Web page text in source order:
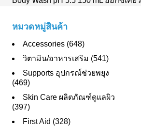
หมวดหมู่สินค้า
Accessories (648)
วิตามิน/อาหารเสริม (541)
Supports อุปกรณ์ช่วยพยุง
(469)
Skin Care ผลิตภัณฑ์ดูแลผิว
(397)
First Aid (328)